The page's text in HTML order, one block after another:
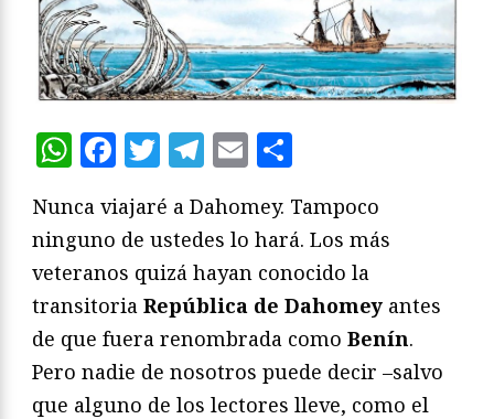
WhatsApp
Facebook
Twitter
Telegram
Email
Nunca viajaré a Dahomey. Tampoco
ninguno de ustedes lo hará. Los más
veteranos quizá hayan conocido la
transitoria República de Dahomey antes
de que fuera renombrada como Benín.
Pero nadie de nosotros puede decir –salvo
que alguno de los lectores lleve, como el